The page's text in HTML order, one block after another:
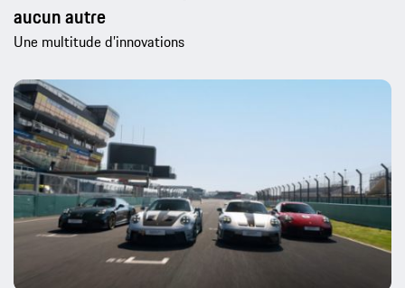
aucun autre
Une multitude d’innovations